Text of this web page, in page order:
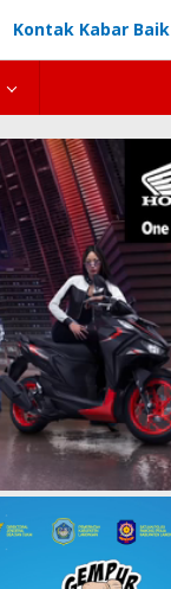
Kontak Kabar Baik